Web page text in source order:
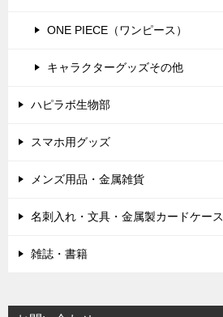
ONE PIECE（ワンピース）
キャラクターグッズその他
ハピラボ生物部
スマホ用グッズ
メンズ用品・金属雑貨
名刺入れ・文具・金属製カードケース
雑誌・書籍